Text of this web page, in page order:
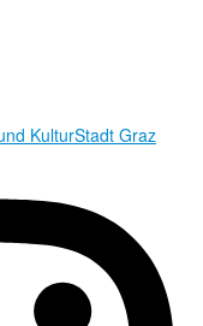
KulturStadt Graz